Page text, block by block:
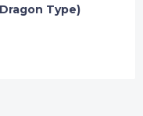
Type)